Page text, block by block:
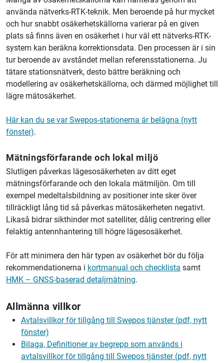
använda nätverks-RTK-teknik. Men beroende på hur mycket
och hur snabbt osäkerhetskällorna varierar på en given
plats så finns även en osäkerhet i hur väl ett nätverks-RTK-
system kan beräkna korrektionsdata. Den processen är i sin
tur beroende av avståndet mellan referensstationerna. Ju
tätare stationsnätverk, desto bättre beräkning och
modellering av osäkerhetskällorna, och därmed möjlighet till
lägre mätosäkerhet.
Här kan du se var Swepos-stationerna är belägna (nytt
fönster).
Mätningsförfarande och lokal miljö
Slutligen påverkas lägesosäkerheten av ditt eget
mätningsförfarande och den lokala mätmiljön. Om till
exempel medeltalsbildning av positioner inte sker över
tillräckligt lång tid så påverkas mätosäkerheten negativt.
Likaså bidrar sikthinder mot satelliter, dålig centrering eller
felaktig antennhantering till högre lägesosäkerhet.
För att minimera den här typen av osäkerhet bör du följa
rekommendationerna i kortmanual och checklista samt
HMK – GNSS-baserad detaljmätning.
Allmänna villkor
Avtalsvillkor för tillgång till Swepos tjänster (pdf, nytt
fönster)
Bilaga, Definitioner av begrepp som används i
avtalsvillkor för tillgång till Swepos tjänster (pdf, nytt